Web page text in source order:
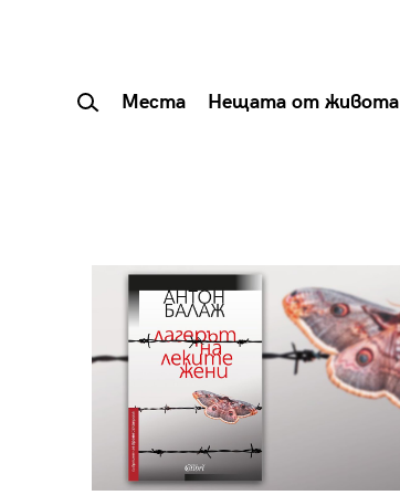
Места Нещата от живота